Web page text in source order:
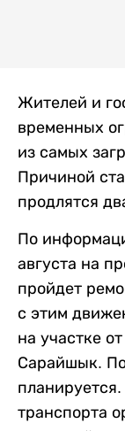
Жителей и
временных
из самых
Причиной
продлятся
По
августа на
пройдет
с этим
на участке
Сарайшык.
транспорта